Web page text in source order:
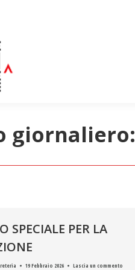
giornaliero:
SPECIALE PER LA
19 Febbraio 2026 Lascia un commento